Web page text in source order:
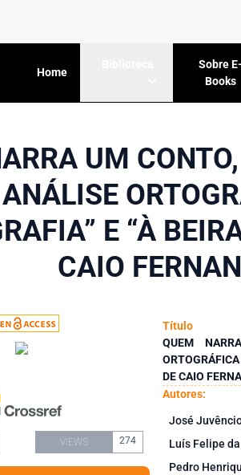
Home
Sobre E-
Books
UM
E “À
CAIO
VIEWS 274
Título
QUEM
DE CAIO
Autores:
José
Luís Felipe
Pedro